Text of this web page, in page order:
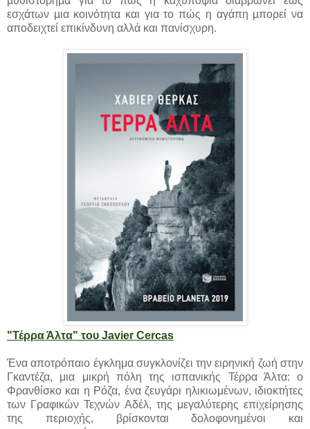
εσχάτων µια κοινότητα και για το πώς η αγάπη µπορεί να
αποδειχτεί επικίνδυνη αλλά και πανίσχυρη.
"Τέρρα Άλτα" του Javier Cercas
Ένα αποτρόπαιο έγκλημα συγκλονίζει την ειρηνική ζωή στην
Γκαντέζα, μια μικρή πόλη της ισπανικής Τέρρα Άλτα: ο
Φρανθίσκο και η Ρόζα, ένα ζευγάρι ηλικιωμένων, ιδιοκτήτες
των Γραφικών Τεχνών Αδέλ, της μεγαλύτερης επιχείρησης
της περιοχής, βρίσκονται δολοφονημένοι και